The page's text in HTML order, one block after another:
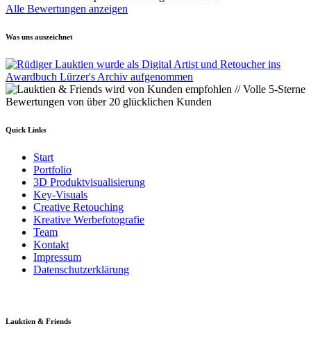
Alle Bewertungen anzeigen
Was uns auszeichnet
Quick Links
Start
Portfolio
3D Produktvisualisierung
Key-Visuals
Creative Retouching
Kreative Werbefotografie
Team
Kontakt
Impressum
Datenschutzerklärung
Lauktien & Friends